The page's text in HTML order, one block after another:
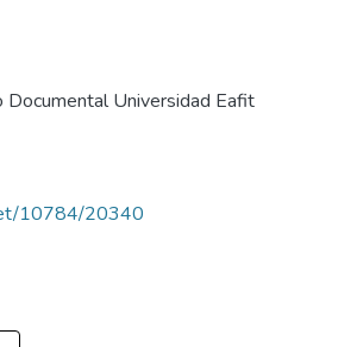
Documental Universidad Eafit
10784/20340